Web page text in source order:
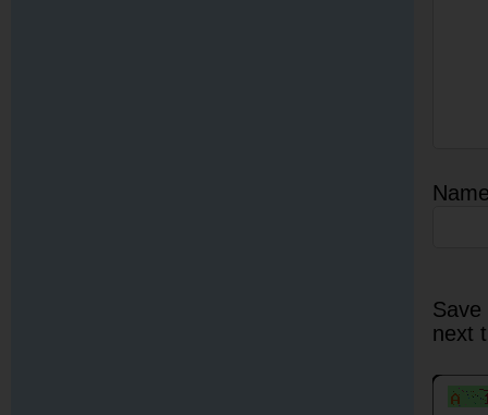
next